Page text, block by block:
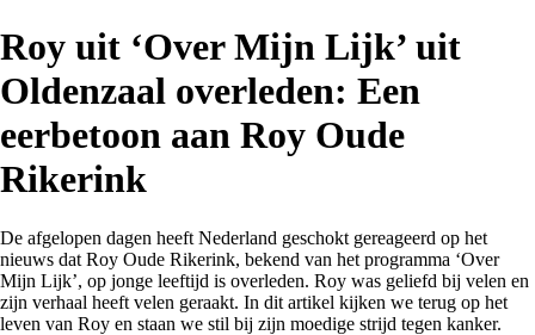
Roy uit ‘Over Mijn Lijk’ uit
Oldenzaal overleden: Een
eerbetoon aan Roy Oude
Rikerink
De afgelopen dagen heeft Nederland geschokt gereageerd op het
nieuws dat Roy Oude Rikerink, bekend van het programma ‘Over
Mijn Lijk’, op jonge leeftijd is overleden. Roy was geliefd bij velen en
zijn verhaal heeft velen geraakt. In dit artikel kijken we terug op het
leven van Roy en staan we stil bij zijn moedige strijd tegen kanker.